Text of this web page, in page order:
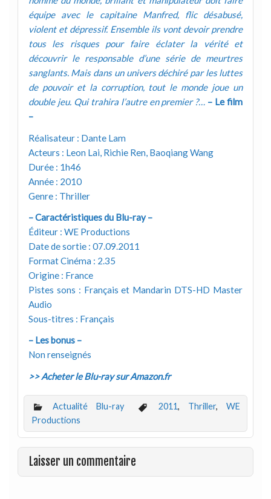
équipe avec le capitaine Manfred, flic désabusé,
violent et dépressif. Ensemble ils vont devoir prendre
tous les risques pour faire éclater la vérité et
découvrir le responsable d’une série de meurtres
sanglants. Mais dans un univers déchiré par les luttes
de pouvoir et la corruption, tout le monde joue un
double jeu. Qui trahira l’autre en premier ?… – Le film
–
Réalisateur : Dante Lam
Acteurs : Leon Lai, Richie Ren, Baoqiang Wang
Durée : 1h46
Année : 2010
Genre : Thriller
– Caractéristiques du Blu-ray –
Éditeur : WE Productions
Date de sortie : 07.09.2011
Format Cinéma : 2.35
Origine : France
Pistes sons : Français et Mandarin DTS-HD Master
Audio
Sous-titres : Français
– Les bonus –
Non renseignés
>> Acheter le Blu-ray sur Amazon.fr
Actualité Blu-ray 2011, Thriller, WE
Productions
Laisser un commentaire